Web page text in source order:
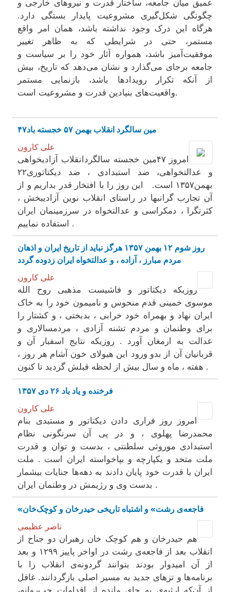
عمیق میان جامعه، ساختار قدرت و نیروهای خارجی و
چگونگی شکل‌گیری مشروعیت پایدار بستگی دارد.
هرگاه این درک وجود نداشته باشد، همان امر واقع
مستمر، حتی در شرایطی که به ظاهر تغییر
موفقیت‌آمیز باشد، همواره آثار خود را بر سیاست و
جامعه برجای می‌گذارد و نشان می‌دهد که تاریخ، بیش
از آنکه تکرار رویدادها باشد، بازنمایی مستمر
واقعیت‌های بنیادین قدرت و مشروعیت است.
۴۷مین سالگرد انقلاب بهمن ۵۷ خجسته باد
علی کارون
امروز ۴۷مین خجسته سالگردانقلاب آزادیخواهی
و عدالتخواهی، ضد استبدادی ، ضد دیکتاتوری۲۲
بهمن۱۳۵۷ است. این روز را با افتخار قدر بداریم و از
آن تجارب گرانبها در راستای انقلاب نوین آزادیبخش ،
کثرتگرا ، دمکراسی و عدالتخواه در سرزمینمان ایران
استفاده نماییم .
روز شوم ۱۲ بهمن ۱۳۵۷ هرگز نباید از تاریخ ایران و اذهان
مردم مبارز ، آزاده ، و عدالتخواه ایران زدوده گردد
علی کارون
روزیکه دیکتاتور و فاشیست مذهبی روح الله
موسوی خمینی قدم منحوس و نامیمون خود را به خاک
ایران نهاد و بهمراه خود خرابی ، بدبختی ، و کشتار را
برای وطنمان و مردم تشنه آزادی ، مردمسالاری و
عدالت به ارمغان آورد . روزیکه نتایج اسفبار آن و
قربانیان آن از بدو ورود این هیولای خون آشام هر روز ،
هفته ، ماه و سال بیش از لحظه قبلش گردید تا کنون .
فرخنده و یاد باد ۲۶ دی ۱۳۵۷
علی کارون
امروز روز فراری دادن دیکتاتور و مستبدی بنام
محمدرضا پهلوی ، و در پی آن سرنگونی نظام
استبدادی موروثی سلطنتی ، بدست و توان و قدرت
ملت متحد و یکپارچه و بپاخواسته ایران است . ملت
ایران با قدرت خود پایان دادند به دهه‌ها جنایات بیشمار
بدست وی و رژیمش در وطنمان ایران .
«فاجعه‌ی رشت» و اشتباه تاریخی حیدرخان و کوچک‌خان
ناصر عظیمی
هم حیدرخان و هم کوچک خان رهبران دو جناح از
انقلاب بعد از فاجعه‌ی رشت در اواخر پاییز ۱۲۹۹ و بعد
از آن امیدوار بودند بتوانند گردونه‌ی انقلاب را با
برنامه‌ها و تزهای جدید به مسیر اصلی بازگردانند. غافل